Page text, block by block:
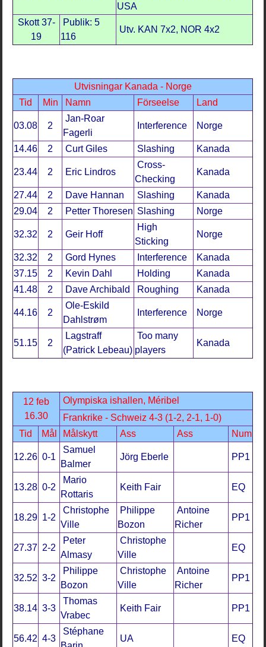
USA
Skott 37-
19
Publik: 5
116
Utv. KAN 7x2, NOR 4x2
Utvisningar Kanada - Norge
Tid
Min Namn Förseelse Land
03.08 2
Jan-Roar
Fagerli
Interference Norge
14.46 2 Curt Giles Slashing Kanada
23.44 2 Eric Lindros
Cross-
Checking
Kanada
27.44 2 Dave Hannan Slashing
Kanada
29.04
2 Petter Thoresen Slashing Norge
32.32 2 Geir Hoff
High
Sticking
Norge
32.32 2 Gord Hynes Interference
Kanada
37.15
2 Kevin Dahl Holding
Kanada
41.48
2 Dave Archibald Roughing Kanada
44.16 2
Ole-Eskild
Dahlstrøm
Interference Norge
51.15 2
Lagstraff
(Patrick Lebeau)
Too many
players
Kanada
12 feb
16.30
Olympiska ishallen, Méribel
Frankrike - Schweiz 4-3 (1-2, 2-1, 1-0)
Tid
Mål Målskytt Ass Ass Num
12.26 0-1
Samuel
Balmer
Jörg Eberle PP1
13.28 0-2
Mario
Rottaris
Keith Fair EQ
18.29 1-2
Christophe
Ville
Philippe
Bozon
Antoine
Richer
PP1
27.37 2-2
Peter
Almasy
Christophe
Ville
EQ
32.52 3-2
Philippe
Bozon
Christophe
Ville
Antoine
Richer
PP1
38.14 3-3
Thomas
Vrabec
Keith Fair PP1
56.42 4-3
Stéphane
UA EQ